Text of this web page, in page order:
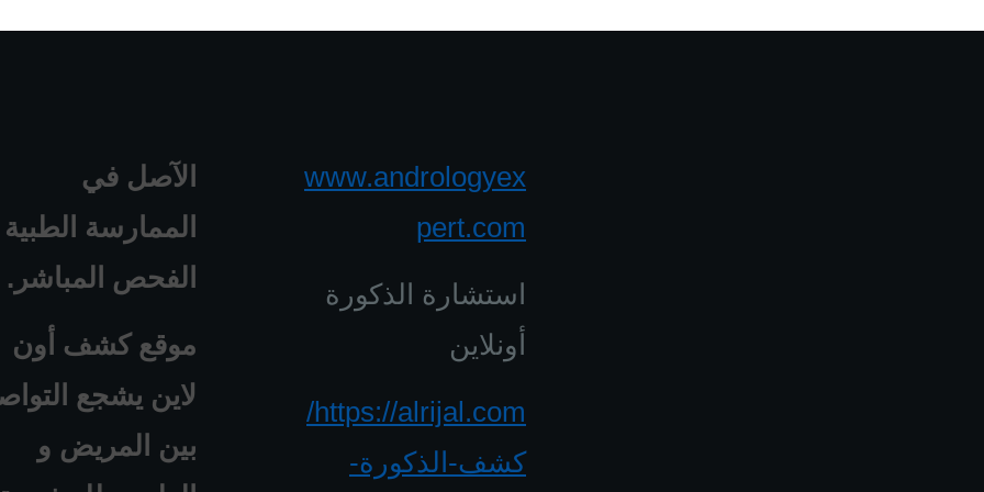
الآصل في
الممارسة
الفحص المباشر.
موقع كشف أون
لاين يشجع
بين المريض و
www.andrologyex
pert.com
استشارة الذكورة
أونلاين
https://alrijal.com/
كشف-الذكورة-